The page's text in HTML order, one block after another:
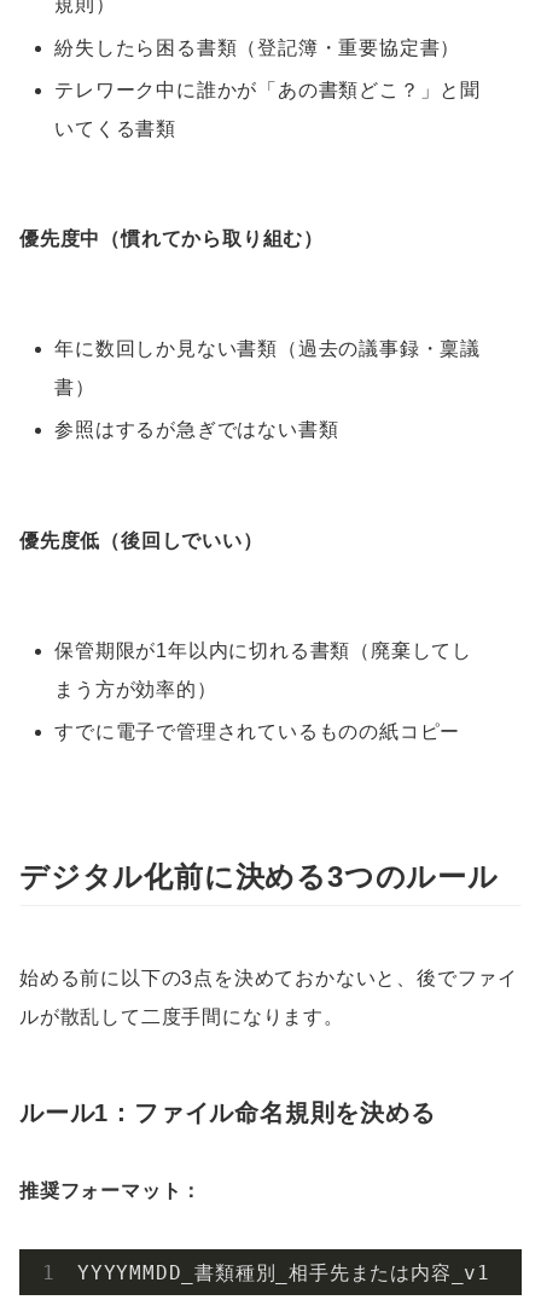
規則）
紛失したら困る書類（登記簿・重要協定書）
テレワーク中に誰かが「あの書類どこ？」と聞
いてくる書類
優先度中（慣れてから取り組む）
年に数回しか見ない書類（過去の議事録・稟議
書）
参照はするが急ぎではない書類
優先度低（後回しでいい）
保管期限が1年以内に切れる書類（廃棄してし
まう方が効率的）
すでに電子で管理されているものの紙コピー
デジタル化前に決める3つのルール
始める前に以下の3点を決めておかないと、後でファイ
ルが散乱して二度手間になります。
ルール1：ファイル命名規則を決める
推奨フォーマット：
YYYYMMDD_書類種別_相手先または内容_v1